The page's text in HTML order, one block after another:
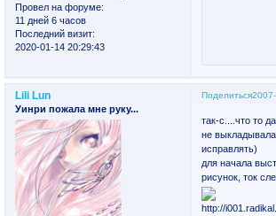
Провел на форуме:
11 дней 6 часов
Последний визит:
2020-01-14 20:29:43
Поделиться
Lili Lun
Уинри пожала мне руку...
так-с....что то
не
исправлять)
для начала
рисунок, ток